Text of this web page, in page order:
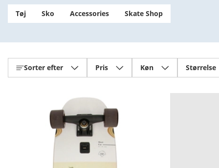
Tøj Sko Accessories Skate Shop
Sorter efter Pris Køn Størrelse